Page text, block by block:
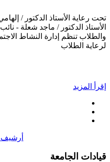
تحت رعاية الأستاذ الدكتور /
الأستاذ الدكتور / ماجد شعلة -
والطلاب تنظم إدارة النشاط
لرعاية الطلاب
إقرأ المزيد
أرشيف
قيادات الجامعة